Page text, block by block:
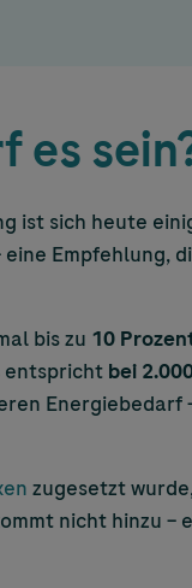
es
ist sich heute
eine Empfehlung,
bis zu 10
entspricht bei
Energiebedarf
zugesetzt
nicht hinzu